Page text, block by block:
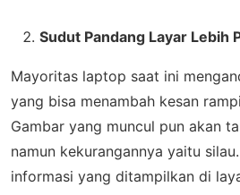
Sudut Pandang Layar Lebih
Mayoritas laptop saat ini
yang bisa menambah kesan
Gambar yang muncul pun akan
namun kekurangannya yaitu
informasi yang ditampilkan di